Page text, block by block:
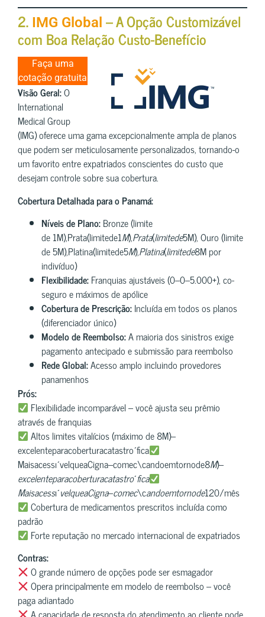
2. IMG Global – A Opção Customizável
com Boa Relação Custo-Benefício
Faça uma
cotação gratuita
Visão Geral:O
International
Medical Group
(IMG) oferece uma gama excepcionalmente ampla de planos
que podem ser meticulosamente personalizados, tornando-o
um favorito entre expatriados conscientes do custo que
desejam controle sobre sua cobertura.
Cobertura Detalhada para o Panamá:
Níveis de Plano:Bronze (limite
de 1M),Prata(limitede1M),Prata(limitede5M), Ouro (limite
de 5M),Platina(limitede5M),Platina(limitede8M por
indivíduo)
Flexibilidade:Franquias ajustáveis (0–0–5.000+), co-
seguro e máximos de apólice
Cobertura de Prescrição:Incluída em todos os planos
(diferenciador único)
Modelo de Reembolso:A maioria dos sinistros exige
pagamento antecipado e submissão para reembolso
Rede Global:Acesso amplo incluindo provedores
panamenhos
Prós:
Flexibilidade incomparável – você ajusta seu prêmio
através de franquias
Altos limites vitalícios (máximo de 8M)–
excelenteparacoberturacatastroˊfica
MaisacessıˊvelqueaCigna–comec\candoemtornode8M)–
excelenteparacoberturacatastroˊfca
MaisacessıˊvelqueaCigna–comec\c​andoemtornode120/mês
Cobertura de medicamentos prescritos incluída como
padrão
Forte reputação no mercado internacional de expatriados
Contras:
O grande número de opções pode ser esmagador
Opera principalmente em modelo de reembolso – você
paga adiantado